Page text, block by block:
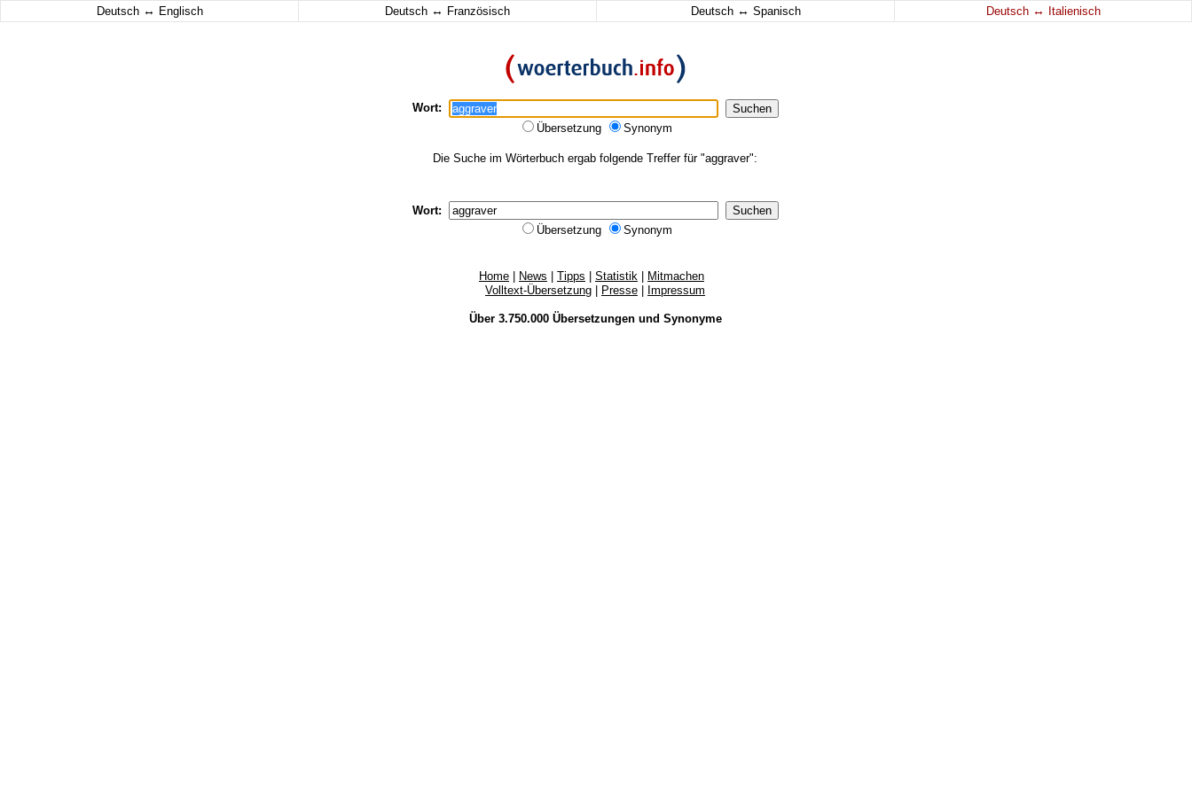
Deutsch ↔ Englisch Deutsch ↔ Französisch Deutsch ↔ Spanisch Deutsch ↔ Italienisch
Wort:
Übersetzung
Synonym
Die Suche im Wörterbuch ergab folgende Treffer für "aggraver":
Wort:
Übersetzung
Synonym
Home News Tipps Statistik
Mitmachen
Volltext-Übersetzung
Presse Impressum
Über 3.750.000 Übersetzungenund Synonyme